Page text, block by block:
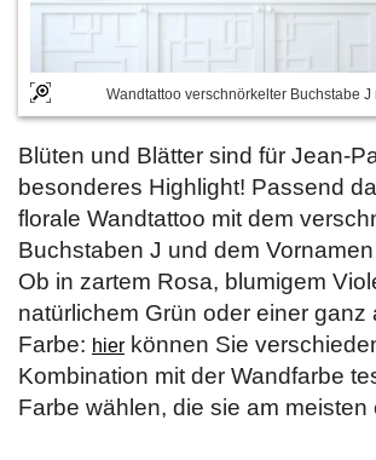
Wandtattoo verschnörkelter Buchstabe J
Blüten und Blätter sind für Jean-
besonderes Highlight! Passend
florale Wandtattoo mit dem
Buchstaben J und dem
Ob in zartem Rosa, blumigem
natürlichem Grün oder einer ganz
Farbe: hier können Sie
Kombination mit der Wandfarbe
Farbe wählen, die sie am meisten